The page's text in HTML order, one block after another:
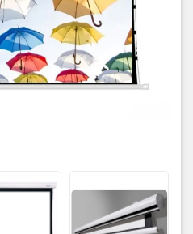
khiển Wireless, Trigger 12V,